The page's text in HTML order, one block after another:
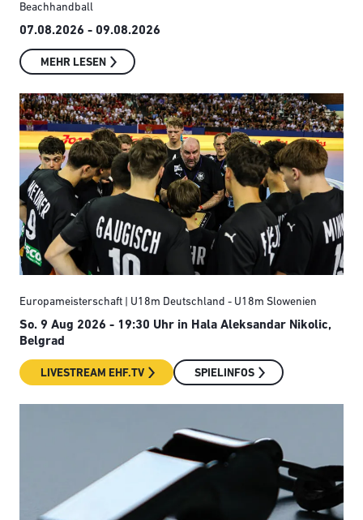
Beachhandball
07.08.2026 - 09.08.2026
MEHR LESEN
Europameisterschaft | U18m Deutschland - U18m Slowenien
So. 9 Aug 2026 - 19:30 Uhr in Hala Aleksandar Nikolic,
Belgrad
LIVESTREAM EHF.TV SPIELINFOS